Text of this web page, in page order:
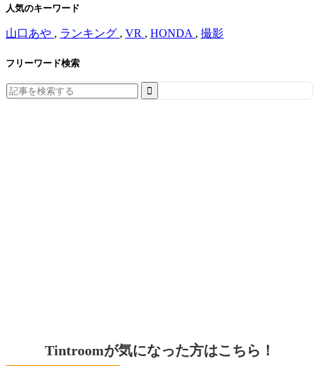
人気のキーワード
山口あや , ランキング , VR , HONDA , 撮影
フリーワード検索
Search
for:
Tintroomが気になった方はこちら！